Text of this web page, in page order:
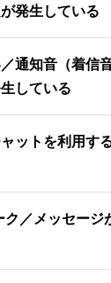
発生している
通知音（着信
している
ットを利用す
／メッセージ